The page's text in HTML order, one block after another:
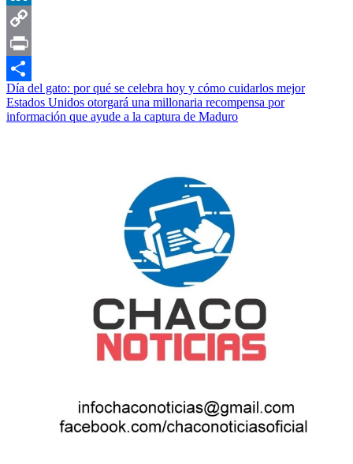
LinkedIn
Copy
Link
Print
Compartir
Navegación
de
Día del gato: por qué se celebra hoy y cómo cuidarlos mejor
Estados Unidos otorgará una millonaria recompensa por
información que ayude a la captura de Maduro